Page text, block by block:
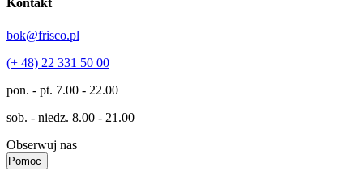
Kontakt
bok@frisco.pl
(+ 48) 22 331 50 00
pon. - pt. 7.00 - 22.00
sob. - niedz. 8.00 - 21.00
Obserwuj nas
Pomoc